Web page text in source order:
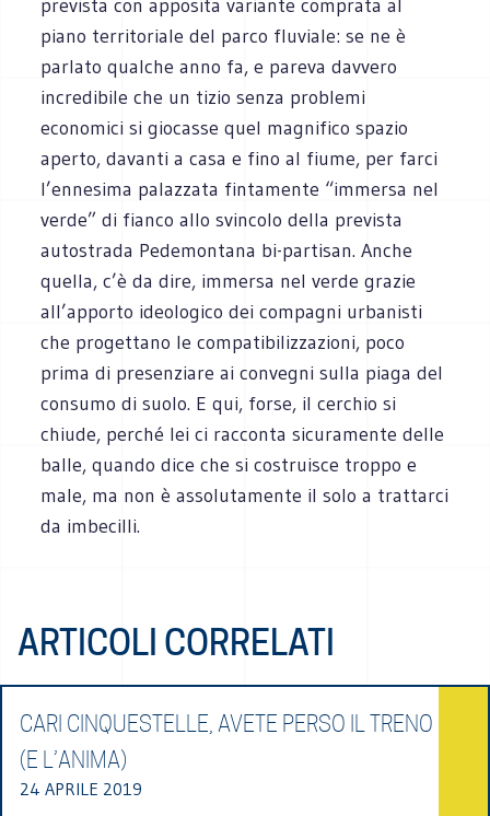
prevista con apposita variante comprata al
piano territoriale del parco fluviale: se ne è
parlato qualche anno fa, e pareva davvero
incredibile che un tizio senza problemi
economici si giocasse quel magnifico spazio
aperto, davanti a casa e fino al fiume, per farci
l’ennesima palazzata fintamente “immersa nel
verde” di fianco allo svincolo della prevista
autostrada Pedemontana bi-partisan. Anche
quella, c’è da dire, immersa nel verde grazie
all’apporto ideologico dei compagni urbanisti
che progettano le compatibilizzazioni, poco
prima di presenziare ai convegni sulla piaga del
consumo di suolo. E qui, forse, il cerchio si
chiude, perché lei ci racconta sicuramente delle
balle, quando dice che si costruisce troppo e
male, ma non è assolutamente il solo a trattarci
da imbecilli.
ARTICOLI CORRELATI
CARI CINQUESTELLE, AVETE PERSO IL TRENO
(E L’ANIMA)
24 APRILE 2019